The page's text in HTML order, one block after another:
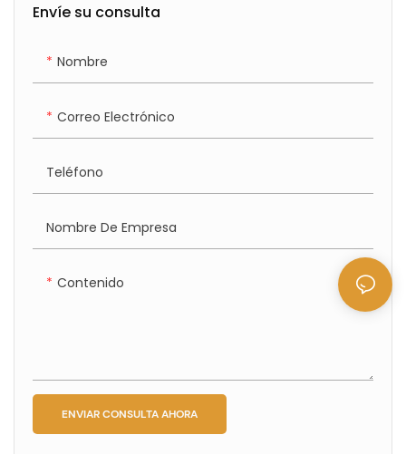
Envíe su consulta
Nombre
Correo Electrónico
Teléfono
Nombre De Empresa
Contenido
ENVIAR CONSULTA AHORA